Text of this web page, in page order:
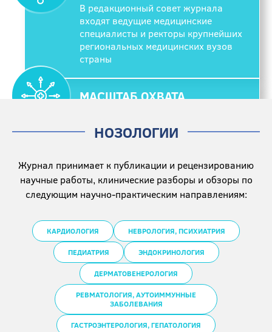
В редакционный совет журнала
входят ведущие медицинские
специалисты и ректоры крупнейших
региональных медицинских вузов
страны
МАСШТАБ ОХВАТА
экземпляров, распространяемых на
медицинских мероприятиях ежегодно
НОЗОЛОГИИ
Журнал принимает к публикации и рецензированию
научные работы, клинические разборы и обзоры по
следующим научно-практическим направлениям:
КАРДИОЛОГИЯ НЕВРОЛОГИЯ, ПСИХИАТРИЯ
ПЕДИАТРИЯ ЭНДОКРИНОЛОГИЯ
ДЕРМАТОВЕНЕРОЛОГИЯ
РЕВМАТОЛОГИЯ, АУТОИММУННЫЕ
ЗАБОЛЕВАНИЯ
ГАСТРОЭНТЕРОЛОГИЯ, ГЕПАТОЛОГИЯ